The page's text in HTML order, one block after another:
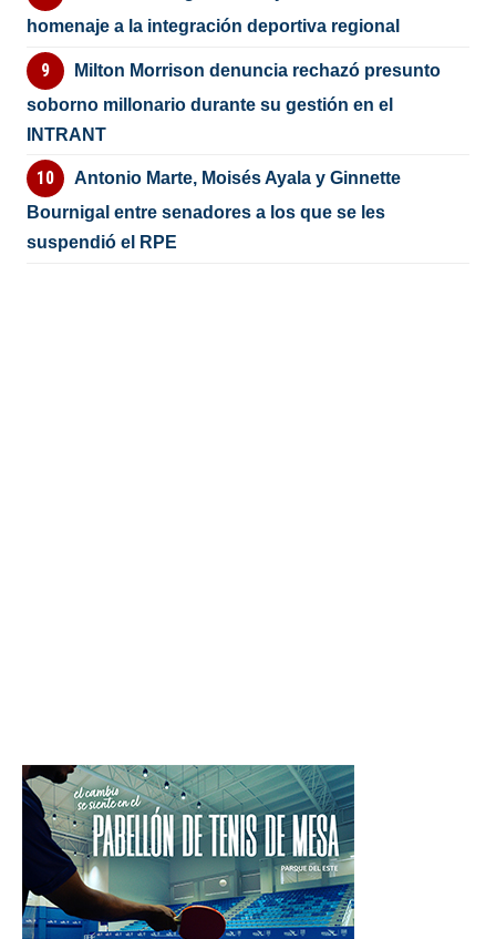
homenaje a la integración deportiva regional
Milton Morrison denuncia rechazó presunto
soborno millonario durante su gestión en el
INTRANT
Antonio Marte, Moisés Ayala y Ginnette
Bournigal entre senadores a los que se les
suspendió el RPE